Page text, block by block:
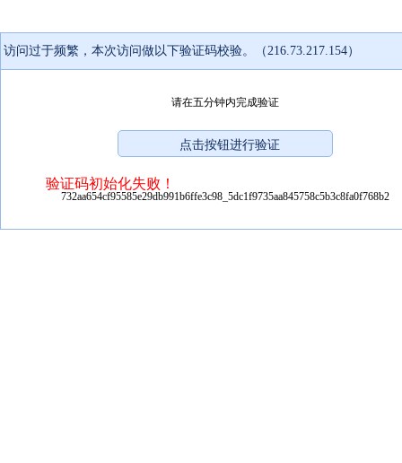
访问过于频繁，本次访问做以下验证码校验。（216.73.217.154）
请在五分钟内完成验证
验证码初始化失败！
732aa654cf95585e29db991b6ffe3c98_5dc1f9735aa845758c5b3c8fa0f768b2